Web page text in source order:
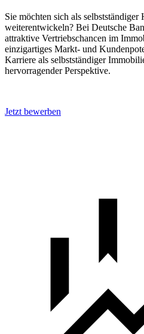
Sie möchten sich als
weiterentwickeln? Bei Deutsche
attraktive Vertriebschancen im
einzigartiges Markt- und
Karriere als selbstständiger
hervorragender Perspektive.
Jetzt bewerben